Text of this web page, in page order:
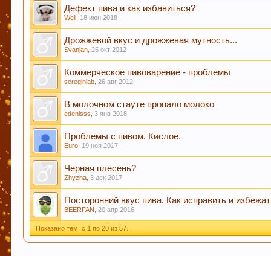
Дефект пива и как избавиться?
Well 18 июн 2018
Дрожжевой вкус и дрожжевая мутность...
Svanjan ,25 окт 2012
Коммерческое пивоварение - проблемы
sereginlab ,26 авг 2012
В молочном стауте пропало молоко
edenisss ,3 янв 2018
Проблемы с пивом. Кислое.
Euro 19 ноя 2017
Черная плесень?
Zhyzha ,3 дек 2017
Посторонний вкус пива. Как исправить и
BEERFAN ,20 апр 2016
Показано тем: с 1 по 20 из 57.